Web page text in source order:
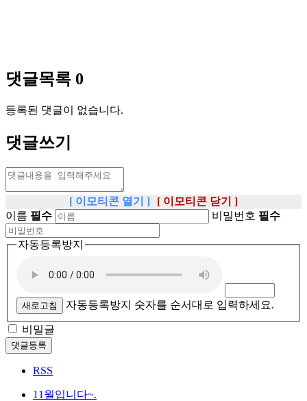
댓글목록 0
등록된 댓글이 없습니다.
댓글쓰기
[ 이모티콘 열기 ]
[ 이모티콘 닫기 ]
이름 필수 비밀번호 필수
자동등록방지
새로고침 자동등록방지 숫자를 순서대로 입력하세요.
비밀글
댓글등록
RSS
11월입니다~.